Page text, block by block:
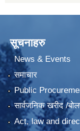
सूचनाहरु
News & Events
समाचार
Public
सार्वजनिक खरीद /
Act, law and